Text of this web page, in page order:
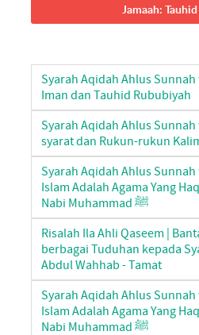
Jamaah:
Syarah Aqidah Ahlus
Iman dan Tauhid Rububiyah
Syarah Aqidah Ahlus
syarat dan Rukun-rukun
Syarah Aqidah Ahlus Sunnah
Islam Adalah Agama Yang
Nabi Muhammad ﷺ
Risalah Ila Ahli Qaseem |
berbagai Tuduhan kepada
Abdul Wahhab - Tamat
Syarah Aqidah Ahlus Sunnah
Islam Adalah Agama Yang
Nabi Muhammad ﷺ